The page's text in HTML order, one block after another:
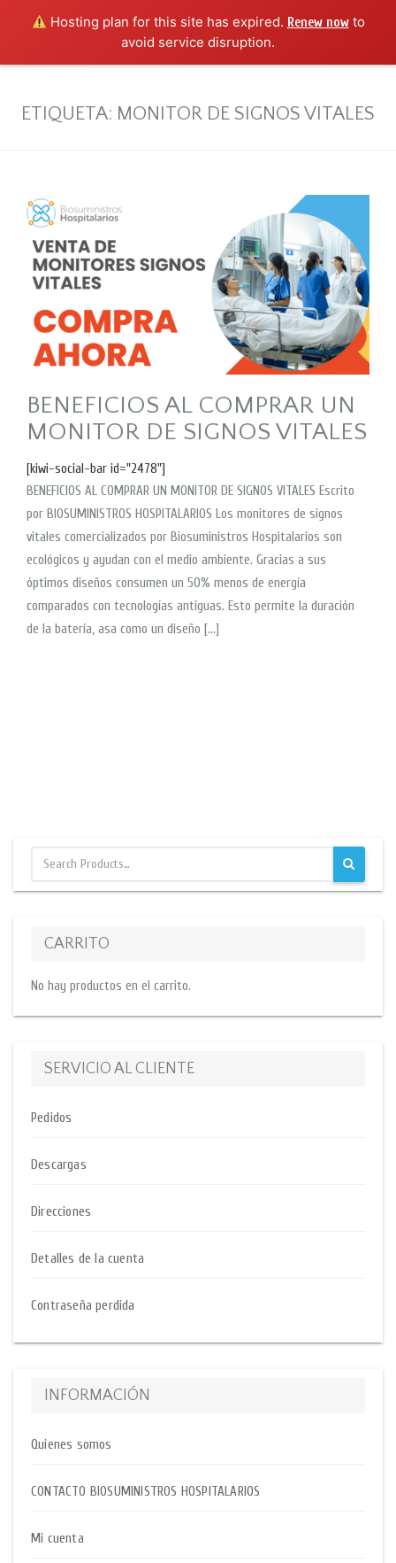
Hosting plan for this site has expired. Renew nowto
avoid service disruption.
ETIQUETA: MONITOR DE SIGNOS VITALES
BENEFICIOS AL COMPRAR UN
MONITOR DE SIGNOS VITALES
[kiwi-social-bar id="2478"]
BENEFICIOS AL COMPRAR UN MONITOR DE SIGNOS VITALES Escrito
por BIOSUMINISTROS HOSPITALARIOS Los monitores de signos
vitales comercializados por Biosuministros Hospitalarios son
ecológicos y ayudan con el medio ambiente. Gracias a sus
óptimos diseños consumen un 50% menos de energía
comparados con tecnologías antiguas. Esto permite la duración
de la batería, asa como un diseño […]
CARRITO
No hay productos en el carrito.
SERVICIO AL CLIENTE
Pedidos
Descargas
Direcciones
Detalles de la cuenta
Contraseña perdida
INFORMACIÓN
Quienes somos
CONTACTO BIOSUMINISTROS HOSPITALARIOS
Mi cuenta